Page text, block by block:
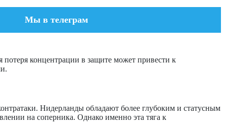
Мы в телеграм
концентрации в защите может привести к
Нидерланды обладают более глубоким и статусным
на соперника. Однако именно эта тяга к